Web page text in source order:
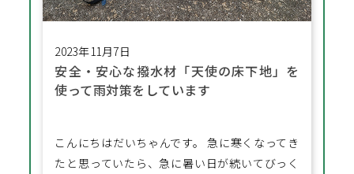
2023年11月7日
安全・安心な撥水材「天使の床下地」を
使って雨対策をしています
こんにちはだいちゃんです。 急に寒くなってき
たと思っていたら、急に暑い日が続いてびっく